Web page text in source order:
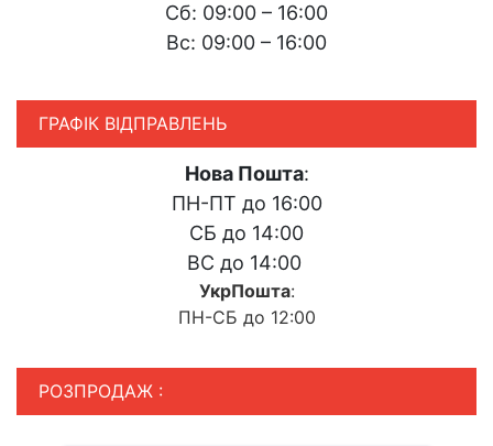
Сб: 09:00 – 16:00
Вс: 09:00 – 16:00
ГРАФІК ВІДПРАВЛЕНЬ
Нова Пошта:
ПН-ПТ до 16:00
СБ до 14:00
ВС до 14:00
УкрПошта:
ПН-СБ до 12:00
РОЗПРОДАЖ :